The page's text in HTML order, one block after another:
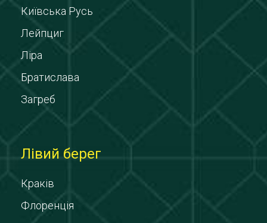
Київська Русь
Лейпциг
Ліра
Братислава
Загреб
Лівий берег
Краків
Флоренція